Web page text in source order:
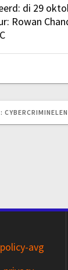
di 29
Rowan
VORIG
avg